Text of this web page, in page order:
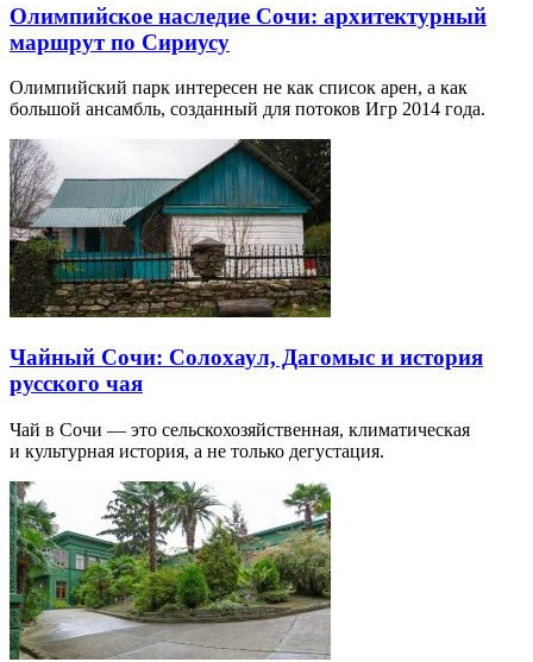
Олимпийское наследие Сочи: архитектурный
маршрут по Сириусу
Олимпийский парк интересен не как список арен, а как
большой ансамбль, созданный для потоков Игр 2014 года.
Чайный Сочи: Солохаул, Дагомыс и история
русского чая
Чай в Сочи — это сельскохозяйственная, климатическая
и культурная история, а не только дегустация.